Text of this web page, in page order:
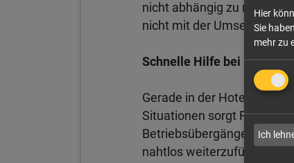
nicht abhängig zu
nicht mit der Umsetzung,
Schnelle Hilfe bei
Gerade in der Hotellerie
Situationen sorgt F&P mit
Betriebsübergängen,
nahtlos weiterzuführen
Hier
Sie
mehr zu
Ich